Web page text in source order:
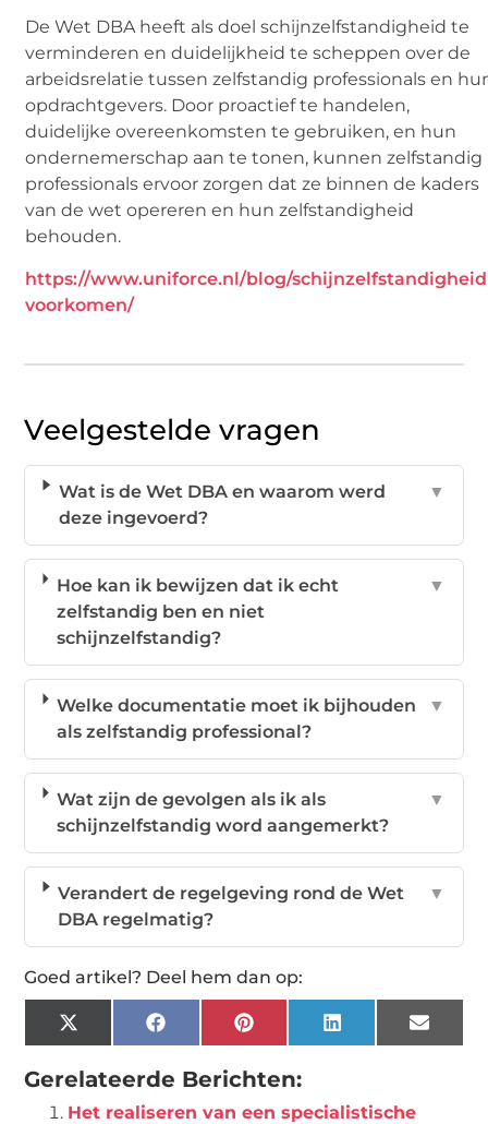
De Wet DBA heeft als doel schijnzelfstandigheid te
verminderen en duidelijkheid te scheppen over de
arbeidsrelatie tussen zelfstandig professionals en
opdrachtgevers. Door proactief te handelen,
duidelijke overeenkomsten te gebruiken, en hun
ondernemerschap aan te tonen, kunnen zelfstandig
professionals ervoor zorgen dat ze binnen de kaders
van de wet opereren en hun zelfstandigheid
behouden.
https://www.uniforce.nl/blog/
voorkomen/
Veelgestelde vragen
Wat is de Wet DBA en waarom werd
deze ingevoerd?
▼
Hoe kan ik bewijzen dat ik echt
zelfstandig ben en niet
schijnzelfstandig?
▼
Welke documentatie moet ik bijhouden
als zelfstandig professional?
▼
Wat zijn de gevolgen als ik als
schijnzelfstandig word aangemerkt?
▼
Verandert de regelgeving rond de Wet
DBA regelmatig?
▼
Goed artikel? Deel hem dan op:
X
(Twitter)
FacebookPinterestLinkedIn Email
Gerelateerde Berichten:
Het realiseren van een specialistische